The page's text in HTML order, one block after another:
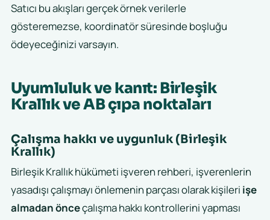
Satıcı bu akışları gerçek örnek verilerle
gösteremezse, koordinatör süresinde boşluğu
ödeyeceğinizi varsayın.
Uyumluluk ve kanıt: Birleşik
Krallık ve AB çıpa noktaları
Çalışma hakkı ve uygunluk (Birleşik
Krallık)
Birleşik Krallık hükümeti işveren rehberi, işverenlerin
yasadışı çalışmayı önlemenin parçası olarak kişileri işe
almadan önceçalışma hakkı kontrollerini yapması